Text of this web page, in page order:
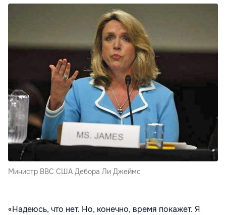
Министр ВВС США Дебора Ли Джеймс
«Надеюсь, что нет. Но, конечно, время покажет. Я